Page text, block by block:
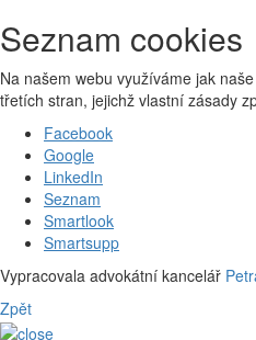
Seznam cookies
Na našem webu využíváme jak
třetích stran, jejichž vlastní zásady
Facebook
Google
LinkedIn
Seznam
Smartlook
Smartsupp
Vypracovala advokátní kancelář
Zpět